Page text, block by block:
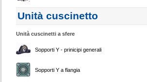
Unità cuscinetto
Unità cuscinetti a sfere
Sopporti Y - prinicipi generali
Sopporti Y a flangia